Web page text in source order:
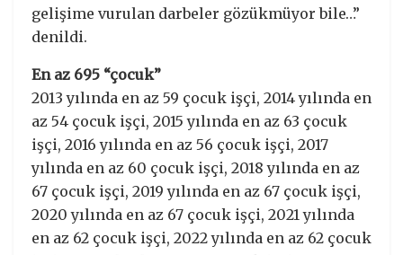
gelişime vurulan darbeler gözükmüyor bile…”
denildi.
En az 695 “çocuk”
2013 yılında en az 59 çocuk işçi, 2014 yılında en
az 54 çocuk işçi, 2015 yılında en az 63 çocuk
işçi, 2016 yılında en az 56 çocuk işçi, 2017
yılında en az 60 çocuk işçi, 2018 yılında en az
67 çocuk işçi, 2019 yılında en az 67 çocuk işçi,
2020 yılında en az 67 çocuk işçi, 2021 yılında
en az 62 çocuk işçi, 2022 yılında en az 62 çocuk